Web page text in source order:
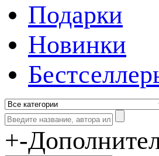
Подарки
Новинки
+-